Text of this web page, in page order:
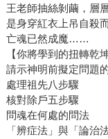
王老師抽絲剝繭，層
是身穿紅衣上吊自殺
亡魂已然成魔……
【你將學到的扭轉乾
請示神明前擬定問題
處理祖先八步驟
核對除戶五步驟
問魂在何處的問法
「辨症法」與「論治法